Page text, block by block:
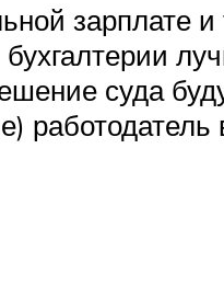
зарплате
суда
работодатель